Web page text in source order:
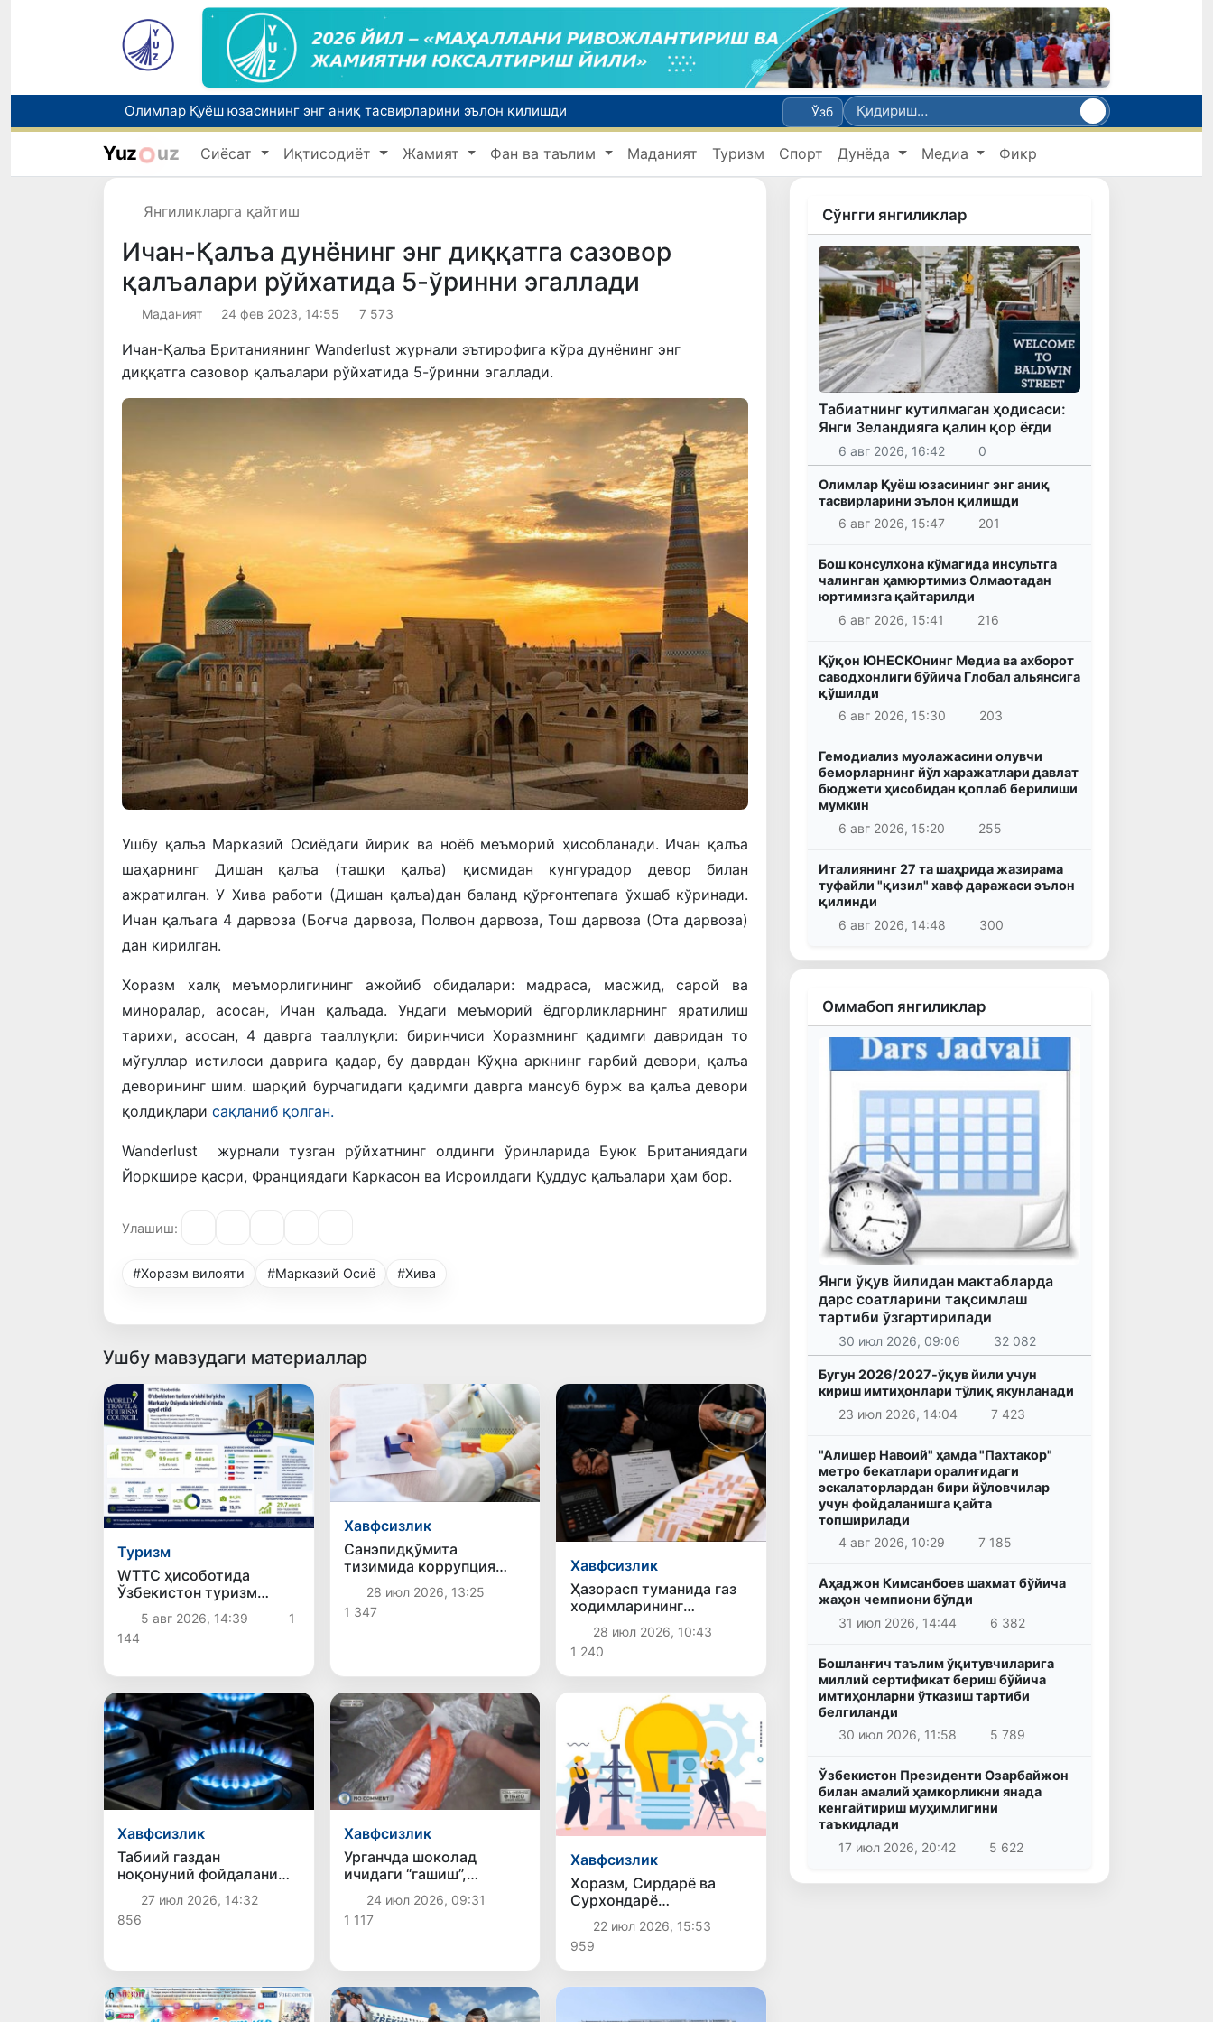
Олимлар Қуёш юзасининг энг аниқ тасвирларини эълон қилишди
Бош консулхона кўмагида инсультга чалинган ҳамюртимиз Олмаотадан юртимизга қайтарилди
Қўқон ЮНЕСКОнинг Медиа ва ахборот саводхонлиги бўйича Глобал альянсига қўшилди
Ўзб
Yuz uz Сиёсат Иқтисодиёт Жамият Фан ва таълим Маданият Туризм Спорт Дунёда Медиа Фикр
Янгиликларга қайтиш
Ичан-Қалъа дунёнинг энг диққатга сазовор
қалъалари рўйхатида 5-ўринни эгаллади
Маданият 24 фев 2023, 14:55 7 573
Ичан-Қалъа Британиянинг Wanderlust журнали эътирофига кўра дунёнинг энг
диққатга сазовор қалъалари рўйхатида 5-ўринни эгаллади.
Ушбу қалъа Марказий Осиёдаги йирик ва ноёб меъморий ҳисобланади. Ичан қалъа
шаҳарнинг Дишан қалъа (ташқи қалъа) қисмидан кунгурадор девор билан
ажратилган. У Хива работи (Дишан қалъа)дан баланд қўрғонтепага ўхшаб кўринади.
Ичан қалъага 4 дарвоза (Боғча дарвоза, Полвон дарвоза, Тош дарвоза (Ота дарвоза)
дан кирилган.
Хоразм халқ меъморлигининг ажойиб обидалари: мадраса, масжид, сарой ва
миноралар, асосан, Ичан қалъада. Ундаги меъморий ёдгорликларнинг яратилиш
тарихи, асосан, 4 даврга тааллуқли: биринчиси Хоразмнинг қадимги давридан то
мўғуллар истилоси даврига қадар, бу даврдан Кўҳна аркнинг ғарбий девори, қалъа
деворининг шим. шарқий бурчагидаги қадимги даврга мансуб бурж ва қалъа девори
қолдиқлари сақланиб қолган.
Wanderlust журнали тузган рўйхатнинг олдинги ўринларида Буюк Британиядаги
Йоркшире қасри, Франциядаги Каркасон ва Исроилдаги Қуддус қалъалари ҳам бор.
Улашиш:
#Хорaзм вилояти #Марказий Осиё #Хива
Ушбу мавзудаги материаллар
Туризм
WТТC ҳисоботида
Ўзбекистон туризм
ўсиши бўйича Марказий
Осиёда биринчи ўринда
қайд этилди
5 авг 2026, 14:39
1
144
Хавфсизлик
Санэпидқўмита
тизимида коррупция
ҳолатлари фош этилди
28 июл 2026, 13:25
1 347
Хавфсизлик
Ҳазорасп туманида газ
ходимларининг
фирибгарлиги фош
этилди
28 июл 2026, 10:43
1 240
Хавфсизлик
Табиий газдан
ноқонуний фойдаланиш
ҳолатлари фош этилди
27 июл 2026, 14:32
856
Хавфсизлик
Урганчда шоколад
ичидаги “гашиш”,
Янгиқўрғонда эса 423
туп каннабис аниқланди
24 июл 2026, 09:31
1 117
Хавфсизлик
Хоразм, Сирдарё ва
Сурхондарё
вилоятларида электр
энергиясидан ноқонуний
фойдаланиш ҳолатлари
фош этилди
22 июл 2026, 15:53
959
Сўнгги янгиликлар
Табиатнинг кутилмаган ҳодисаси:
Янги Зеландияга қалин қор ёғди
6 авг 2026, 16:42 0
Олимлар Қуёш юзасининг энг аниқ
тасвирларини эълон қилишди
6 авг 2026, 15:47
201
Бош консулхона кўмагида инсультга
чалинган ҳамюртимиз Олмаотадан
юртимизга қайтарилди
6 авг 2026, 15:41
216
Қўқон ЮНЕСКОнинг Медиа ва ахборот
саводхонлиги бўйича Глобал альянсига
қўшилди
6 авг 2026, 15:30
203
Гемодиализ муолажасини олувчи
беморларнинг йўл харажатлари давлат
бюджети ҳисобидан қоплаб берилиши
мумкин
6 авг 2026, 15:20
255
Италиянинг 27 та шаҳрида жазирама
туфайли "қизил" хавф даражаси эълон
қилинди
6 авг 2026, 14:48
300
Оммабоп янгиликлар
Янги ўқув йилидан мактабларда
дарс соатларини тақсимлаш
тартиби ўзгартирилади
30 июл 2026, 09:06 32 082
Бугун 2026/2027-ўқув йили учун
кириш имтиҳонлари тўлиқ якунланади
23 июл 2026, 14:04
7 423
"Алишер Навоий" ҳамда "Пахтакор"
метро бекатлари оралиғидаги
эскалаторлардан бири йўловчилар
учун фойдаланишга қайта
топширилади
4 авг 2026, 10:29
7 185
Аҳаджон Кимсанбоев шахмат бўйича
жаҳон чемпиони бўлди
31 июл 2026, 14:44
6 382
Бошланғич таълим ўқитувчиларига
миллий сертификат бериш бўйича
имтиҳонларни ўтказиш тартиби
белгиланди
30 июл 2026, 11:58
5 789
Ўзбекистон Президенти Озарбайжон
билан амалий ҳамкорликни янада
кенгайтириш муҳимлигини
таъкидлади
17 июл 2026, 20:42
5 622